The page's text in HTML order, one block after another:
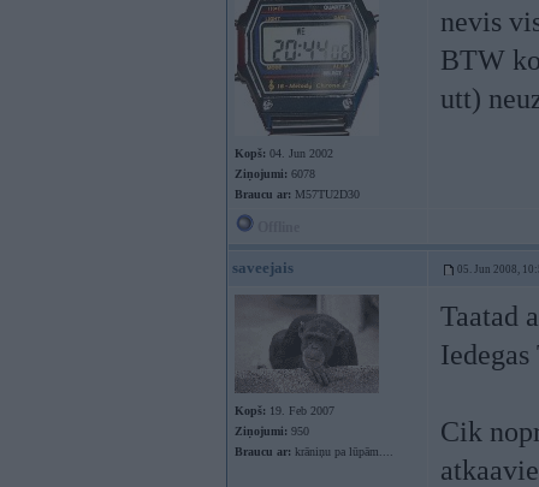
Kopš: 04. Jun 2002
Ziņojumi: 6078
Braucu ar: M57TU2D30
nevis
BTW
utt)
saveejais 05. Jun 2008,
Kopš: 19. Feb 2007
Ziņojumi: 950
Braucu ar: krāniņu pa lūpām....
Taatad
Cik